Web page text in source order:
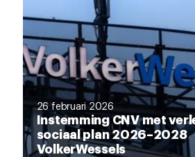
26 februari 2026
Instemming CNV met
sociaal plan 2026–2028
VolkerWessels